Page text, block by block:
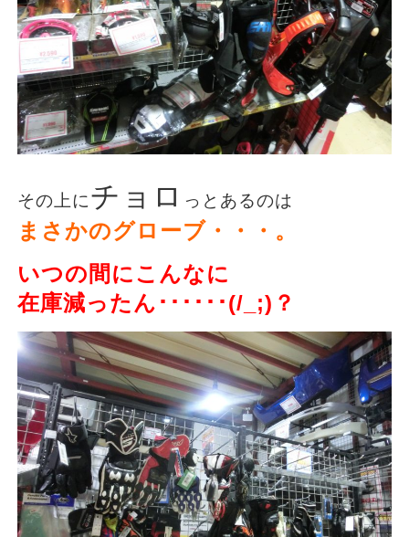
その上にチョロ っとあるのは
まさかのグローブ・・・。
いつの間にこんなに
在庫減ったん･･････(/_;)？